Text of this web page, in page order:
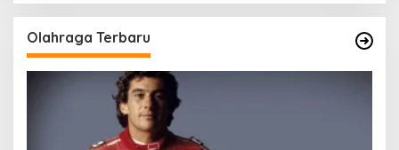
Olahraga Terbaru